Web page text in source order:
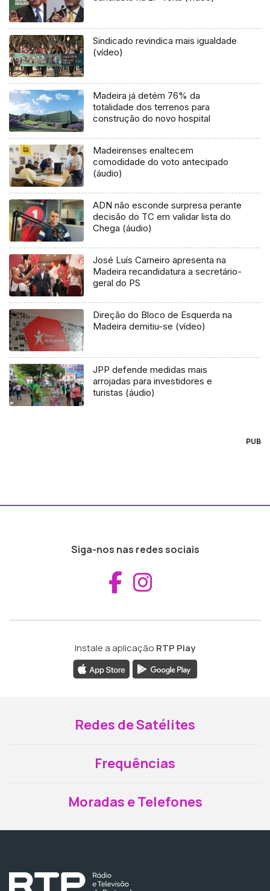
Sindicado revindica mais igualdade
(vídeo)
Madeira já detém 76% da
totalidade dos terrenos para
construção do novo hospital
Madeirenses enaltecem
comodidade do voto antecipado
(áudio)
ADN não esconde surpresa perante
decisão do TC em validar lista do
Chega (áudio)
José Luís Carneiro apresenta na
Madeira recandidatura a secretário-
geral do PS
Direção do Bloco de Esquerda na
Madeira demitiu-se (vídeo)
JPP defende medidas mais
arrojadas para investidores e
turistas (áudio)
PUB
Siga-nos nas redes sociais
Aceder ao
Instale a aplicação RTP Play
Redes de Satélites
Frequências
Moradas e Telefones